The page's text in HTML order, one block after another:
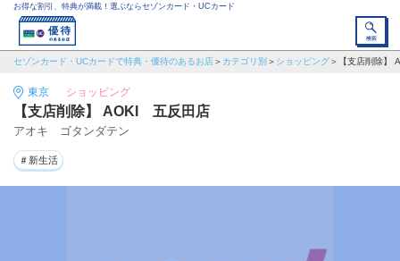
お得な割引、特典が満載！選ぶならセゾンカード・UCカード
セゾンカード・UCカードで特典・優待のあるお店 カテゴリ別 ショッピング 【支店削除
東京 ショッピング
【支店削除】 AOKI 五反田店
アオキ ゴタンダテン
＃新生活